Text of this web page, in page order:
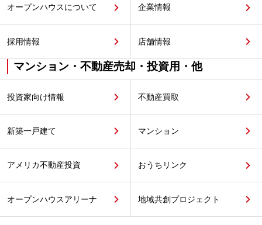
オープンハウスについて 企業情報
採用情報 店舗情報
マンション・不動産売却・投資用・他
投資家向け情報 不動産買取
新築一戸建て マンション
アメリカ不動産投資 おうちリンク
オープンハウスアリーナ 地域共創プロジェクト